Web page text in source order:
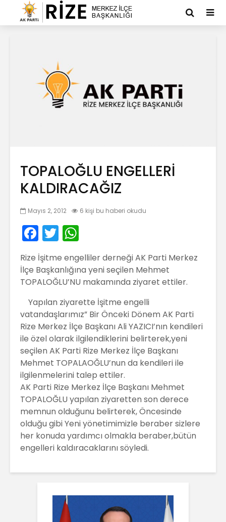
TOPALOĞLU ENGELLERİ
KALDIRACAĞIZ
Mayıs 2, 2012 6 kişi bu haberi okudu
F
a
c
e
b
o
o
k
T
w
itt
er
h
a
ts
A
p
p
Rize İşitme engelliler derneği AK Parti Merkez
İlçe Başkanlığına yeni seçilen Mehmet
TOPALOĞLU’NU makamında ziyaret ettiler.
Yapılan ziyarette İşitme engelli
vatandaşlarımız” Bir Önceki Dönem AK Parti
Rize Merkez İlçe Başkanı Ali YAZICI’nın kendileri
ile özel olarak ilgilendiklerini belirterek,yeni
seçilen AK Parti Rize Merkez İlçe Başkanı
Mehmet TOPALAOĞLU’nun da kendileri ile
ilgilenmelerini talep ettiler.
AK Parti Rize Merkez İlçe Başkanı Mehmet
TOPALOĞLU yapılan ziyaretten son derece
memnun olduğunu belirterek, Öncesinde
olduğu gibi Yeni yönetimimizle beraber sizlere
her konuda yardımcı olmakla beraber,bütün
engelleri kaldıracaklarını söyledi.